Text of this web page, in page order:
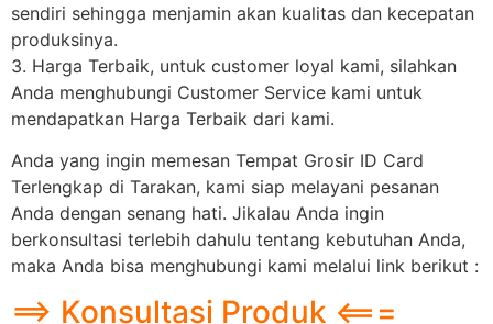
sendiri sehingga menjamin akan kualitas dan kecepatan
produksinya.
3. Harga Terbaik, untuk customer loyal kami, silahkan
Anda menghubungi Customer Service kami untuk
mendapatkan Harga Terbaik dari kami.
Anda yang ingin memesan Tempat Grosir ID Card
Terlengkap di Tarakan, kami siap melayani pesanan
Anda dengan senang hati. Jikalau Anda ingin
berkonsultasi terlebih dahulu tentang kebutuhan Anda,
maka Anda bisa menghubungi kami melalui link berikut :
==> Konsultasi Produk <===